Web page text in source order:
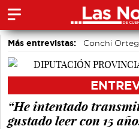
Más entrevistas: Conchi
Sole Giménez
Javier Viñas
Álvaro Martínez Chana
“He intentado
gustado leer con 15